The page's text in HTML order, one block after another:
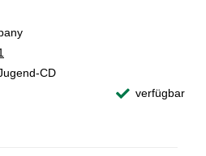
CD
verfügbar